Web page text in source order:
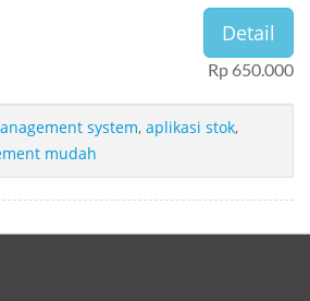
Detail
Rp 650.000
system, aplikasi stok,
mudah